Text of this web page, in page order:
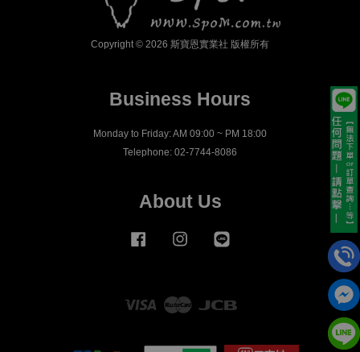
Copyright © 2026 斯寶恩實業社 版權所有
Business Hours
Monday to Friday: AM 09:00 ~ PM 18:00
Telephone: 02-7744-8086
About Us
Facebook Instagram
Visa Master